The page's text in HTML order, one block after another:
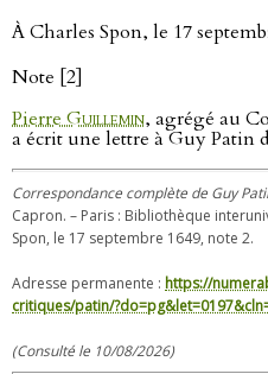
À Charles Spon, le 17
Note [2]
PierreGuillemin, agrégé au
a écrit une lettre à Guy Patin
Correspondance complète de Guy
Capron. – Paris : Bibliothèque
Spon, le 17 septembre 1649, note 2.
Adresse permanente : https://
critiques/patin/
(Consulté le 10/08/2026)